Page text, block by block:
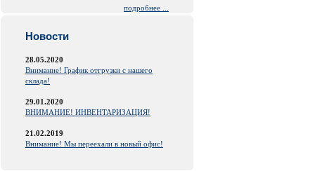
подробнее ...
Новости
28.05.2020
Внимание! График отгрузки с нашего
склада!
29.01.2020
ВНИМАНИЕ! ИНВЕНТАРИЗАЦИЯ!
21.02.2019
Внимание! Мы переехали в новый офис!